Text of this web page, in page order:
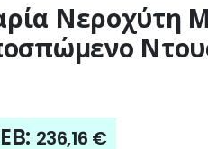
Νεροχύτη
236,16 €